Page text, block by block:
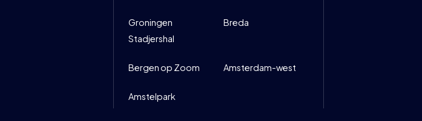
Groningen
Stadjershal
Breda
Bergen op Zoom Amsterdam-west
Amstelpark